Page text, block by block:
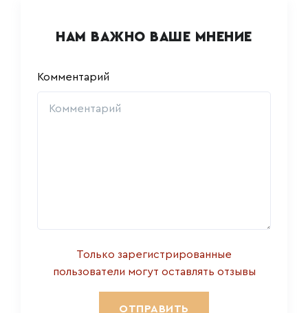
НАМ ВАЖНО ВАШЕ МНЕНИЕ
Комментарий
Только зарегистрированные
пользователи могут оставлять отзывы